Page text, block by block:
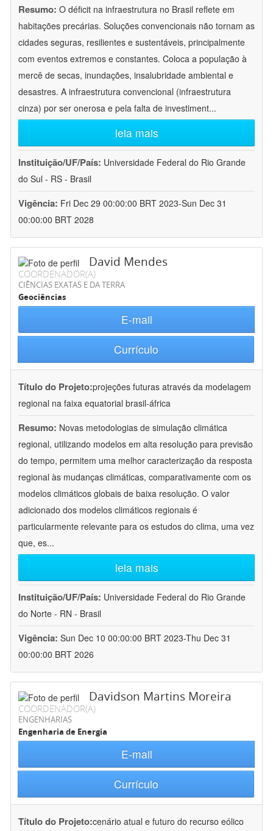
Resumo: O déficit na infraestrutura no Brasil reflete em
habitações precárias. Soluções convencionais não tornam as
cidades seguras, resilientes e sustentáveis, principalmente
com eventos extremos e constantes. Coloca a população à
mercê de secas, inundações, insalubridade ambiental e
desastres. A infraestrutura convencional (infraestrutura
cinza) por ser onerosa e pela falta de investiment...
leia mais
Instituição/UF/País: Universidade Federal do Rio Grande
do Sul - RS - Brasil
Vigência: Fri Dec 29 00:00:00 BRT 2023-Sun Dec 31
00:00:00 BRT 2028
David Mendes
COORDENADOR(A)
CIÊNCIAS EXATAS E DA TERRA
Geociências
E-mail
Currículo
Título do Projeto:projeções futuras através da modelagem
regional na faixa equatorial brasil-áfrica
Resumo: Novas metodologias de simulação climática
regional, utilizando modelos em alta resolução para previsão
do tempo, permitem uma melhor caracterização da resposta
regional às mudanças climáticas, comparativamente com os
modelos climáticos globais de baixa resolução. O valor
adicionado dos modelos climáticos regionais é
particularmente relevante para os estudos do clima, uma vez
que, es...
leia mais
Instituição/UF/País: Universidade Federal do Rio Grande
do Norte - RN - Brasil
Vigência: Sun Dec 10 00:00:00 BRT 2023-Thu Dec 31
00:00:00 BRT 2026
Davidson Martins Moreira
COORDENADOR(A)
ENGENHARIAS
Engenharia de Energia
E-mail
Currículo
Título do Projeto:cenário atual e futuro do recurso eólico